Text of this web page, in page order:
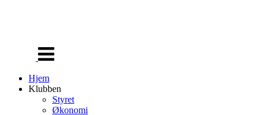
navigasjon
Hjem
Klubben
Styret
Økonomi